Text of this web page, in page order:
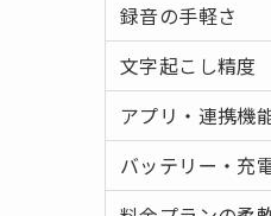
録音の手軽さ
文字起こし精度
アプリ・連携機
バッテリー・充